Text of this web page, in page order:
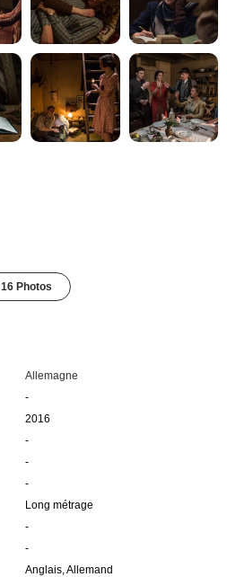
16 Photos
Allemagne
-
2016
-
-
-
Long métrage
-
-
Anglais, Allemand